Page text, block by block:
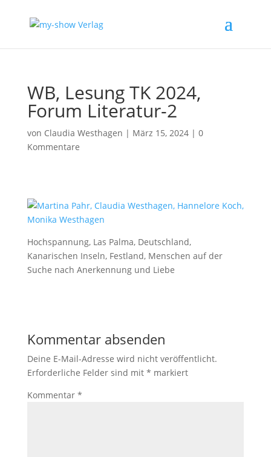
WB, Lesung TK 2024,
Forum Literatur-2
von Claudia Westhagen | März 15, 2024| 0
Kommentare
Hochspannung, Las Palma, Deutschland,
Kanarischen Inseln, Festland, Menschen auf der
Suche nach Anerkennung und Liebe
Kommentar absenden
Deine E-Mail-Adresse wird nicht veröffentlicht.
Erforderliche Felder sind mit * markiert
Kommentar *